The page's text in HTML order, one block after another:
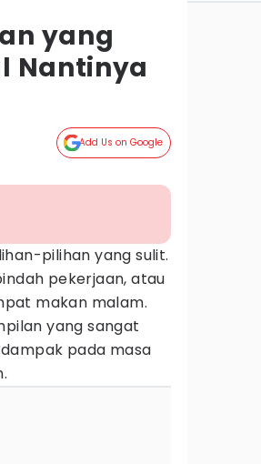
yang
Nantinya
Add Us on Google
pilihan yang sulit.
pekerjaan, atau
makan malam.
yang sangat
pada masa